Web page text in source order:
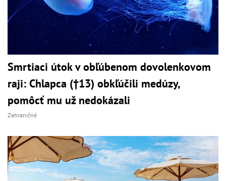
Smrtiaci útok v obľúbenom dovolenkovom
raji: Chlapca (†13) obkľúčili medúzy,
pomôcť mu už nedokázali
Zahraničné